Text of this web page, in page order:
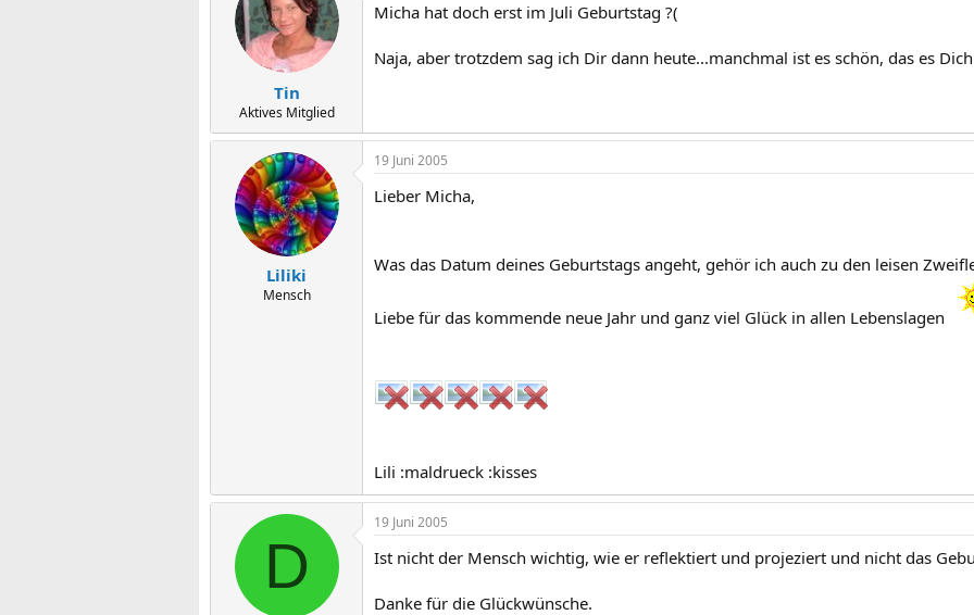
Tin
Aktives Mitglied
Micha hat doch erst im Juli Geburtstag ?(
Naja, aber trotzdem sag ich Dir dann heute...manchmal ist es schön, das es
Liliki
Mensch
19 Juni 2005
Lieber Micha,
Was das Datum deines Geburtstags angeht, gehör ich auch zu den leisen
Liebe für das kommende neue Jahr und ganz viel Glück in allen Lebenslagen
Lili :maldrueck :kisses
D
19 Juni 2005
Ist nicht der Mensch wichtig, wie er reflektiert und projeziert und nicht das
Danke für die Glückwünsche.